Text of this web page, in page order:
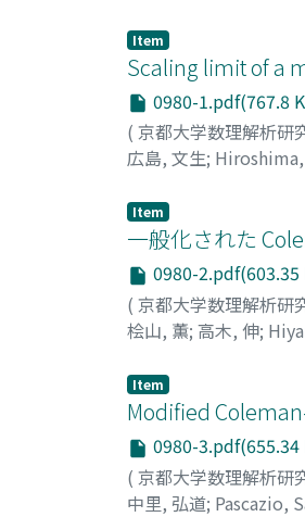
Item
Scaling limit of a
0980-1.pdf(767.8
( 京都大学数理解析研
広島, 文生;
Item
一般化された
0980-2.pdf(603.35
( 京都大学数理解析研
桧山, 薫; 高木, 伸;
Item
Modified
0980-3.pdf(655.34
( 京都大学数理解析研
中里, 弘道; Pascazio,